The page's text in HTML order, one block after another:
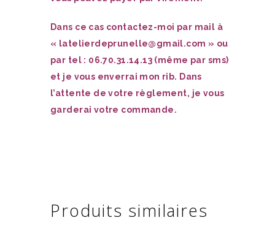
Dans ce cas contactez-moi par mail à
« latelierdeprunelle@gmail.com » ou
par tel : 06.70.31.14.13 (même par sms)
et je vous enverrai mon rib. Dans
l’attente de votre règlement, je vous
garderai votre commande.
Produits similaires